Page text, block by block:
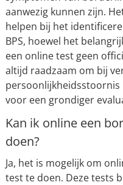
aanwezig kunnen zijn.
helpen bij het
BPS, hoewel het
een online test geen
altijd raadzaam om bij
persoonlijkheidsstoornis
voor een grondiger
Kan ik online een
doen?
Ja, het is mogelijk om
test te doen. Deze tests